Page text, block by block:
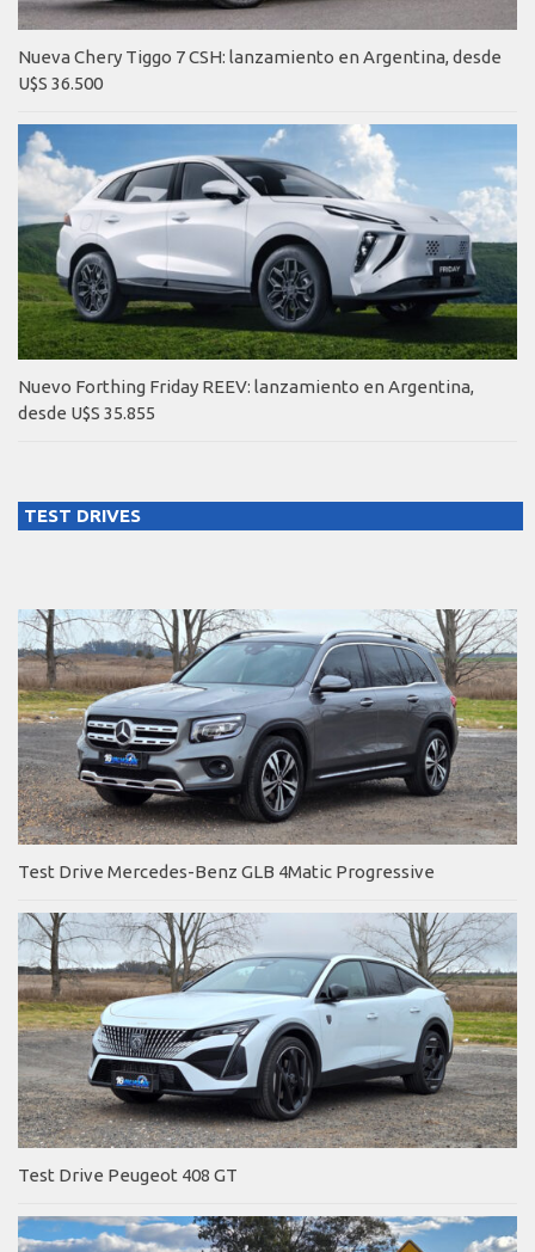
Nueva Chery Tiggo 7 CSH: lanzamiento en Argentina, desde
U$S 36.500
Nuevo Forthing Friday REEV: lanzamiento en Argentina,
desde U$S 35.855
TEST DRIVES
Test Drive Mercedes-Benz GLB 4Matic Progressive
Test Drive Peugeot 408 GT